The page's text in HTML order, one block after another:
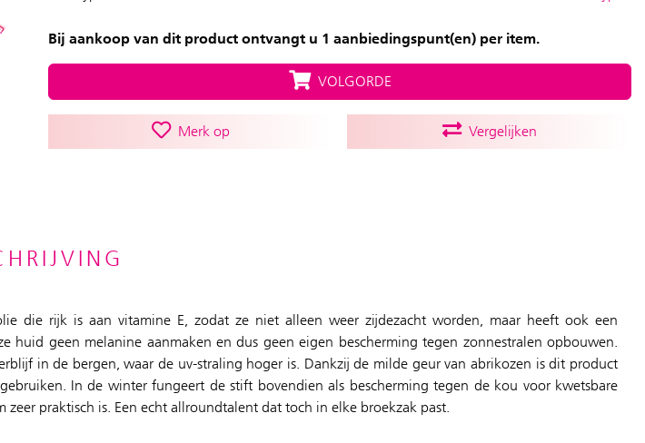
Bij aankoop van dit product ontvangt u 1 aanbiedingspunt(en) per item.
VOLGORDE
Merk op Vergelijken
die rijk is aan vitamine E, zodat ze niet alleen weer zijdezacht worden, maar heeft ook een
geen melanine aanmaken en dus geen eigen bescherming tegen zonnestralen opbouwen.
in de bergen, waar de uv-straling hoger is. Dankzij de milde geur van abrikozen is dit product
In de winter fungeert de stift bovendien als bescherming tegen de kou voor kwetsbare
praktisch is. Een echt allroundtalent dat toch in elke broekzak past.